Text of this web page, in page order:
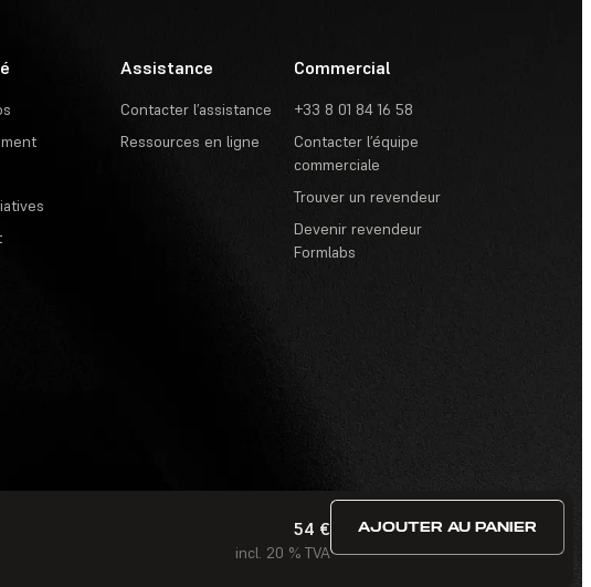
54 €
incl. 20 % TVA
AJOUTER AU PANIER
Assistance
Contacter l’assistance
Ressources en ligne
Commercial
+33 8 01 84 16 58
Contacter l’équipe
commerciale
Trouver un revendeur
Devenir revendeur
Formlabs
· Concours et tirages au sort